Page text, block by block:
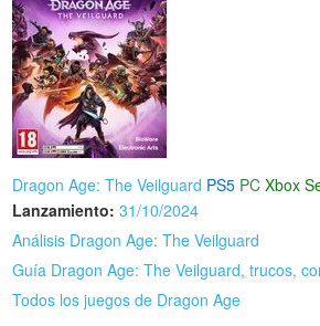
Dragon Age: The Veilguard PS5 PC Xbox
Lanzamiento: 31/10/2024
Análisis Dragon Age: The Veilguard
Guía Dragon Age: The Veilguard, trucos,
Todos los juegos de Dragon Age